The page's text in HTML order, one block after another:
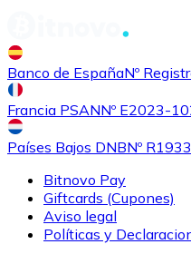
Banco de EspañaNº
Francia PSANNº E2023-
Países Bajos DNBNº
Bitnovo Pay
Giftcards (Cupones)
Aviso legal
Políticas y